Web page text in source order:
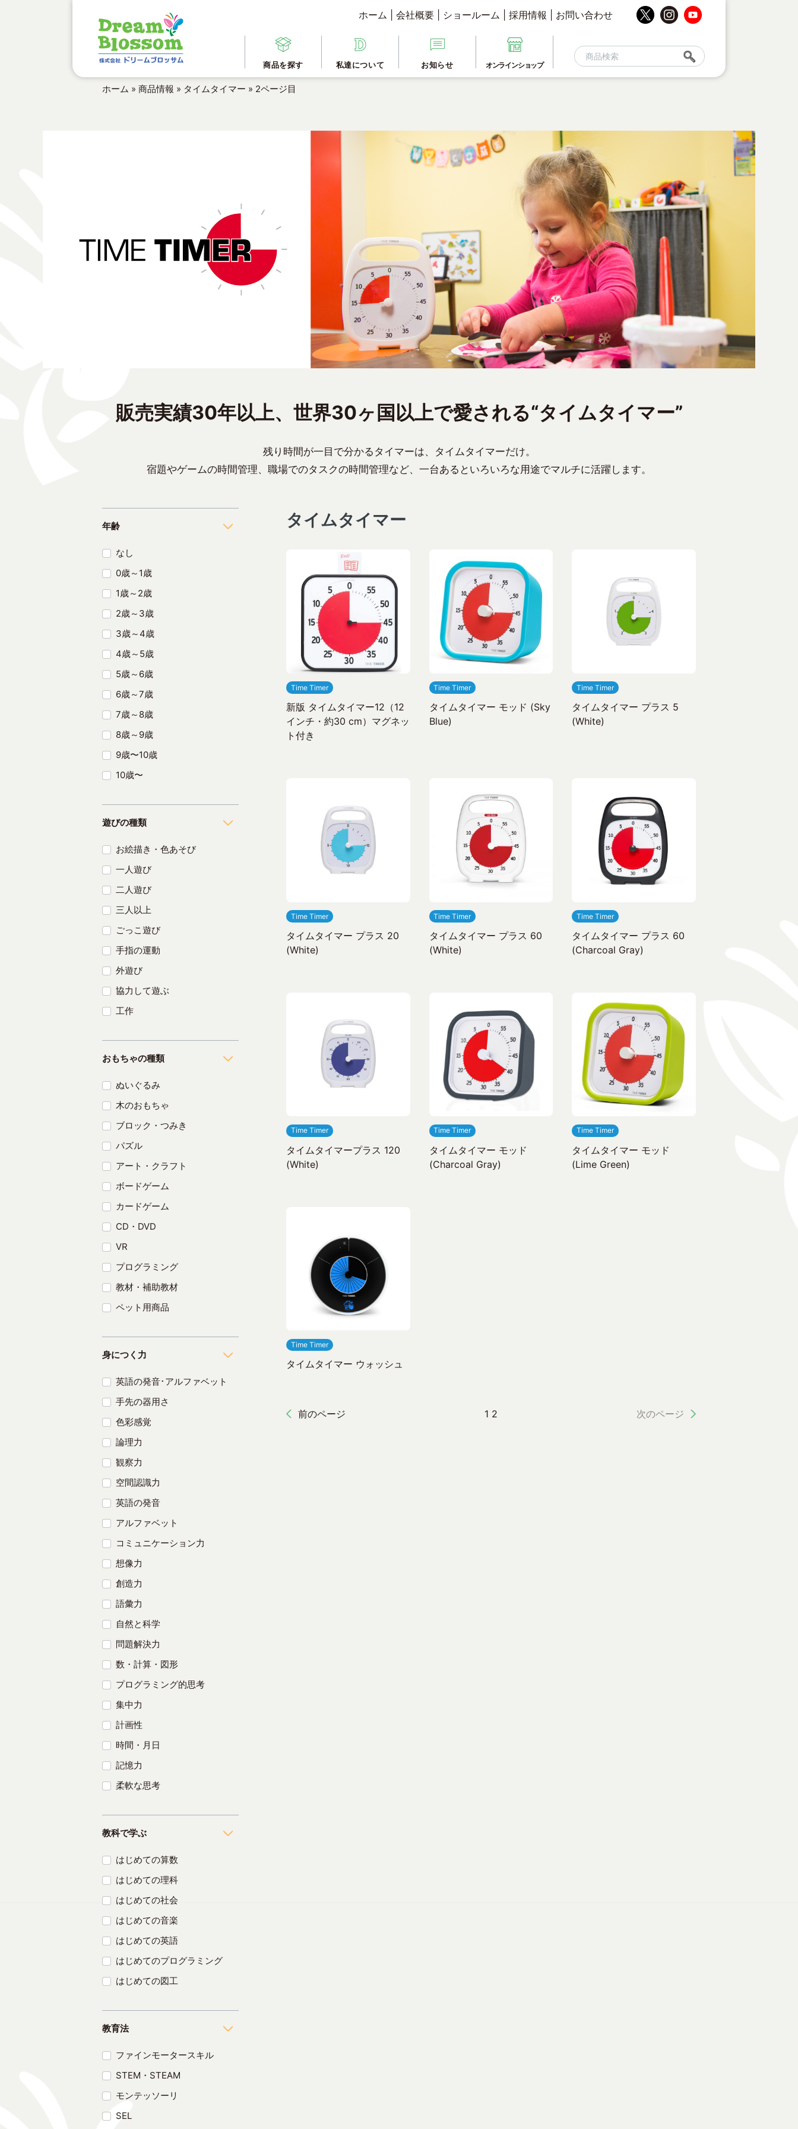
ホーム 会社概要 ショールーム 採用情報 お問い合わせ
商品を探す 私達について お知らせ オンラインショップ
ホーム » 商品情報 » タイムタイマー » 2ページ目
販売実績30年以上、世界30ヶ国以上で愛される“タイムタイマー”
残り時間が一目で分かるタイマーは、タイムタイマーだけ。
宿題やゲームの時間管理、職場でのタスクの時間管理など、一台あるといろいろな用途でマルチに活躍します。
タイムタイマー
Time Timer
新版 タイムタイマー12（12
インチ・約30 cm）マグネッ
ト付き
Time Timer
タイムタイマー モッド (Sky
Blue)
Time Timer
タイムタイマー プラス 5
(White)
Time Timer
タイムタイマー プラス 20
(White)
Time Timer
タイムタイマー プラス 60
(White)
Time Timer
タイムタイマー プラス 60
(Charcoal Gray)
Time Timer
タイムタイマープラス 120
(White)
Time Timer
タイムタイマー モッド
(Charcoal Gray)
Time Timer
タイムタイマー モッド
(Lime Green)
Time Timer
タイムタイマー ウォッシュ
前のページ 1 2 次のページ
年齢
なし
0歳～1歳
1歳～2歳
2歳～3歳
3歳～4歳
4歳～5歳
5歳～6歳
6歳～7歳
7歳～8歳
8歳～9歳
9歳〜10歳
10歳〜
遊びの種類
お絵描き・色あそび
一人遊び
二人遊び
三人以上
ごっこ遊び
手指の運動
外遊び
協力して遊ぶ
工作
おもちゃの種類
ぬいぐるみ
木のおもちゃ
ブロック・つみき
パズル
アート・クラフト
ボードゲーム
カードゲーム
CD・DVD
VR
プログラミング
教材・補助教材
ペット用商品
身につく力
英語の発音･アルファベット
手先の器用さ
色彩感覚
論理力
観察力
空間認識力
英語の発音
アルファベット
コミュニケーション力
想像力
創造力
語彙力
自然と科学
問題解決力
数・計算・図形
プログラミング的思考
集中力
計画性
時間・月日
記憶力
柔軟な思考
教科で学ぶ
はじめての算数
はじめての理科
はじめての社会
はじめての音楽
はじめての英語
はじめてのプログラミング
はじめての図工
教育法
ファインモータースキル
STEM・STEAM
モンテッソーリ
SEL